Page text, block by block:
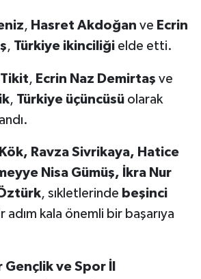
, Hasret Akdoğan ve Ecrin
, Türkiye ikinciliğielde etti.
Tikit, Ecrin Naz Demirtaş ve
, Türkiye üçüncüsüolarak
Ravza Sivrikaya, Hatice
Nisa Gümüş, İkra Nur
, sıkletlerinde beşinci
adım kala önemli bir başarıya
ve Spor İl